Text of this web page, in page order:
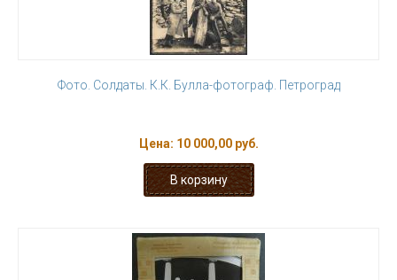
Фото. Солдаты. К.К. Булла-фотограф. Петроград
Цена: 10 000,00 руб.